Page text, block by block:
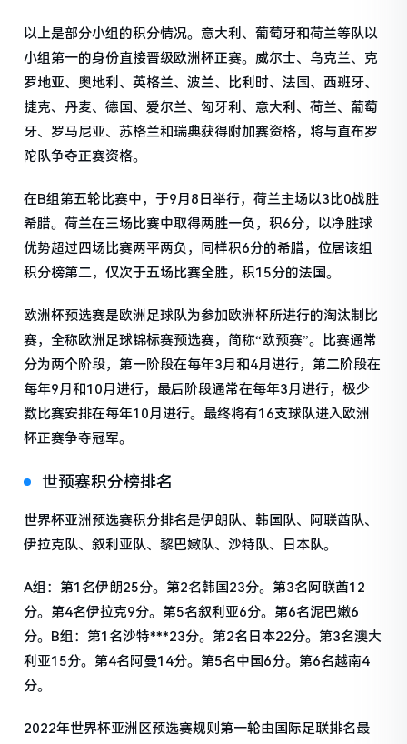
以上是部分小组的积分情况。意大利、葡萄牙和荷兰等队以
小组第一的身份直接晋级欧洲杯正赛。威尔士、乌克兰、克
罗地亚、奥地利、英格兰、波兰、比利时、法国、西班牙、
捷克、丹麦、德国、爱尔兰、匈牙利、意大利、荷兰、葡萄
牙、罗马尼亚、苏格兰和瑞典获得附加赛资格，将与直布罗
陀队争夺正赛资格。
在B组第五轮比赛中，于9月8日举行，荷兰主场以3比0战胜
希腊。荷兰在三场比赛中取得两胜一负，积6分，以净胜球
优势超过四场比赛两平两负，同样积6分的希腊，位居该组
积分榜第二，仅次于五场比赛全胜，积15分的法国。
欧洲杯预选赛是欧洲足球队为参加欧洲杯所进行的淘汰制比
赛，全称欧洲足球锦标赛预选赛，简称“欧预赛”。比赛通常
分为两个阶段，第一阶段在每年3月和4月进行，第二阶段在
每年9月和10月进行，最后阶段通常在每年3月进行，极少
数比赛安排在每年10月进行。最终将有16支球队进入欧洲
杯正赛争夺冠军。
世预赛积分榜排名
世界杯亚洲预选赛积分排名是伊朗队、韩国队、阿联酋队、
伊拉克队、叙利亚队、黎巴嫩队、沙特队、日本队。
A组：第1名伊朗25分。第2名韩国23分。第3名阿联酋12
分。第4名伊拉克9分。第5名叙利亚6分。第6名泥巴嫩6
分。B组：第1名沙特***23分。第2名日本22分。第3名澳大
利亚15分。第4名阿曼14分。第5名中国6分。第6名越南4
分。
2022年世界杯亚洲区预选赛规则第一轮由国际足联排名最